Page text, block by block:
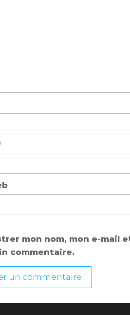
mon nom, mon e-mail
commentaire.